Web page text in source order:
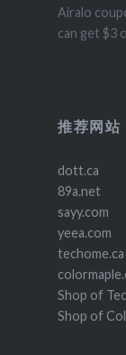
Airalo
can get $3
推荐网站
dott.ca
89a.net
sayy.com
yeea.com
techome.ca
Shop of
Shop of